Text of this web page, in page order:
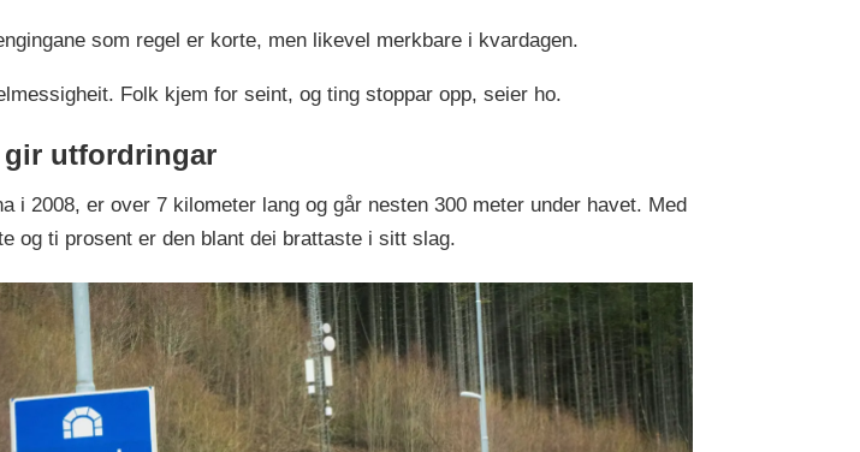
som regel er korte, men likevel merkbare i kvardagen.
Folk kjem for seint, og ting stoppar opp, seier ho.
utfordringar
i 2008, er over 7 kilometer lang og går nesten 300 meter under havet. Med
og ti prosent er den blant dei brattaste i sitt slag.